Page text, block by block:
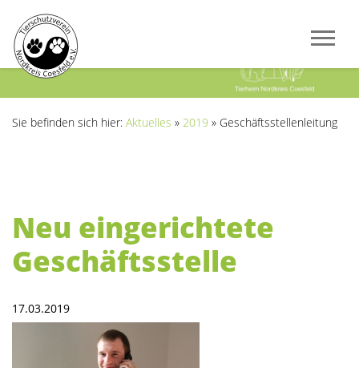
Sie befinden sich hier: Aktuelles » 2019 » Geschäftsstellenleitung
Neu eingerichtete
Geschäftsstelle
17.03.2019